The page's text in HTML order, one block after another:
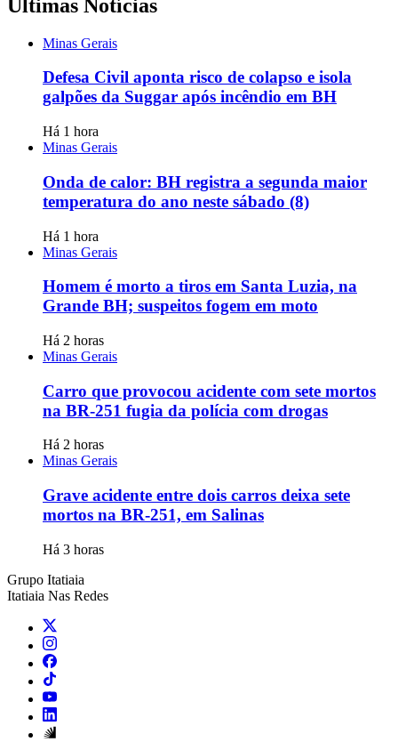
Últimas Notícias
Minas Gerais
Defesa Civil aponta risco de colapso e isola
galpões da Suggar após incêndio em BH
Há 1 hora
Minas Gerais
Onda de calor: BH registra a segunda maior
temperatura do ano neste sábado (8)
Há 1 hora
Minas Gerais
Homem é morto a tiros em Santa Luzia, na
Grande BH; suspeitos fogem em moto
Há 2 horas
Minas Gerais
Carro que provocou acidente com sete mortos
na BR-251 fugia da polícia com drogas
Há 2 horas
Minas Gerais
Grave acidente entre dois carros deixa sete
mortos na BR-251, em Salinas
Há 3 horas
Grupo Itatiaia
Itatiaia Nas Redes